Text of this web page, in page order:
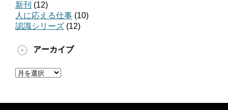
新刊 (12)
人に応える仕事 (10)
認識シリーズ (12)
アーカイブ
ア
イ